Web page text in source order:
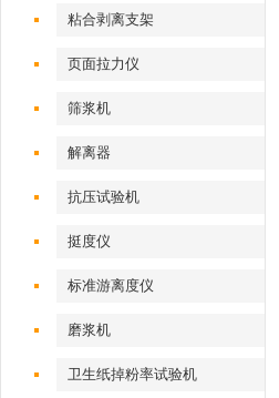
粘合剥离支架
页面拉力仪
筛浆机
解离器
抗压试验机
挺度仪
标准游离度仪
磨浆机
卫生纸掉粉率试验机